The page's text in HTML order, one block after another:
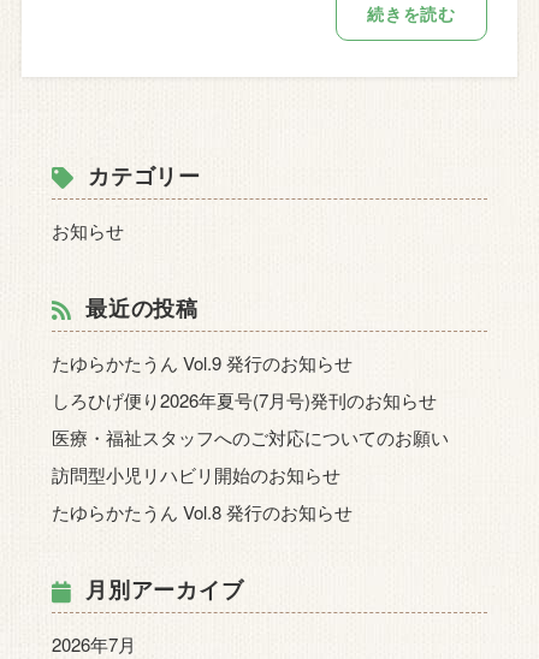
続きを読む
カテゴリー
お知らせ
最近の投稿
たゆらかたうん Vol.9 発行のお知らせ
しろひげ便り2026年夏号(7月号)発刊のお知らせ
医療・福祉スタッフへのご対応についてのお願い
訪問型小児リハビリ開始のお知らせ
たゆらかたうん Vol.8 発行のお知らせ
月別アーカイブ
2026年7月